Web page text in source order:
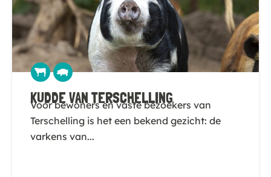
KUDDE VAN TERSCHELLING
Voor bewoners en vaste bezoekers van
Terschelling is het een bekend gezicht: de
varkens van...